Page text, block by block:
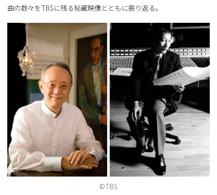
曲の数々をTBSに残る秘蔵映像とともに振り返る。
©TBS